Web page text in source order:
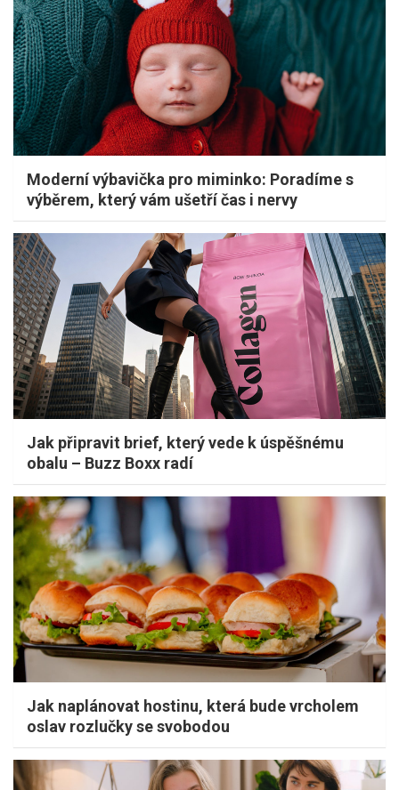
Moderní výbavička pro miminko: Poradíme s
výběrem, který vám ušetří čas i nervy
Jak připravit brief, který vede k úspěšnému
obalu – Buzz Boxx radí
Jak naplánovat hostinu, která bude vrcholem
oslav rozlučky se svobodou